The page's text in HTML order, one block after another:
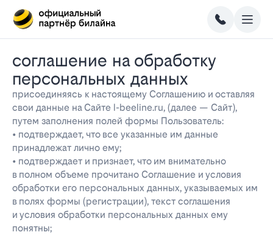
соглашение на обработку
персональных данных
присоединяясь к настоящему Соглашению и оставляя
свои данные на Сайте l-beeline.ru, (далее — Сайт),
путем заполнения полей формы Пользователь:
• подтверждает, что все указанные им данные
принадлежат лично ему;
• подтверждает и признает, что им внимательно
в полном объеме прочитано Соглашение и условия
обработки его персональных данных, указываемых им
в полях формы (регистрации), текст соглашения
и условия обработки персональных данных ему
понятны;